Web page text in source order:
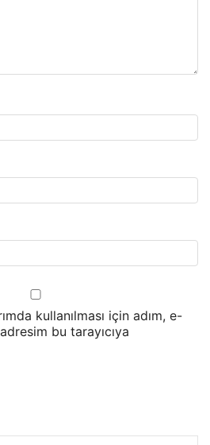
kullanılması için adım, e-
bu tarayıcıya